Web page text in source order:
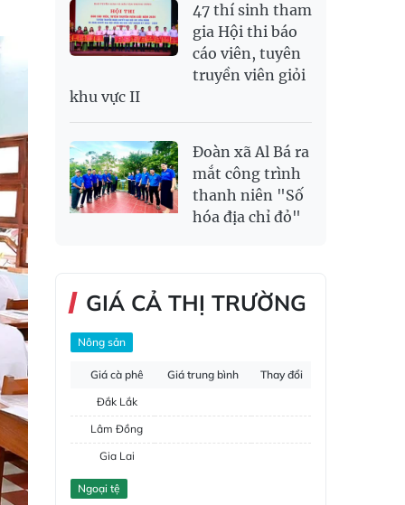
47 thí sinh tham
gia Hội thi báo
cáo viên, tuyên
truyền viên giỏi
khu vực II
Đoàn xã Al Bá ra
mắt công trình
thanh niên "Số
hóa địa chỉ đỏ"
GIÁ CẢ THỊ TRƯỜNG
Nông sản
Giá cà phê Giá trung bình
Thay đổi
Đắk Lắk
Lâm Đồng
Gia Lai
Đắk Nông
Ngoại tệ